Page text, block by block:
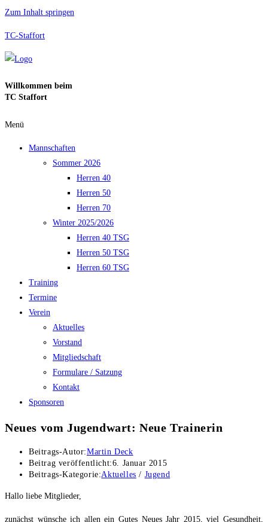
Zum Inhalt springen
TC-Staffort
Willkommen beim
TC Staffort
Menü
Mannschaften
Sommer 2026
Herren 40
Herren 50
Herren 70
Winter 2025/2026
Herren 40 TSG
Herren 50 TSG
Herren 60 TSG
Training
Termine
Verein
Aktuelles
Vorstand
Mitgliedschaft
Formulare / Satzung
Kontakt
Sponsoren
Neues vom Jugendwart: Neue Trainerin
Beitrags-Autor:Martin Deck
Beitrag veröffentlicht:6. Januar 2015
Beitrags-Kategorie:Aktuelles / Jugend
Hallo liebe Mitglieder,
zunächst wünsche ich allen ein Gutes Neues Jahr 2015, viel Gesundheit,